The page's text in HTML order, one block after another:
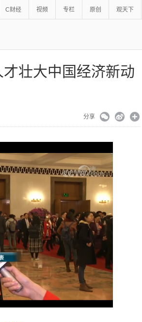
C财经 视频 专栏 原创 观天下
才壮大中国经济新动
分享